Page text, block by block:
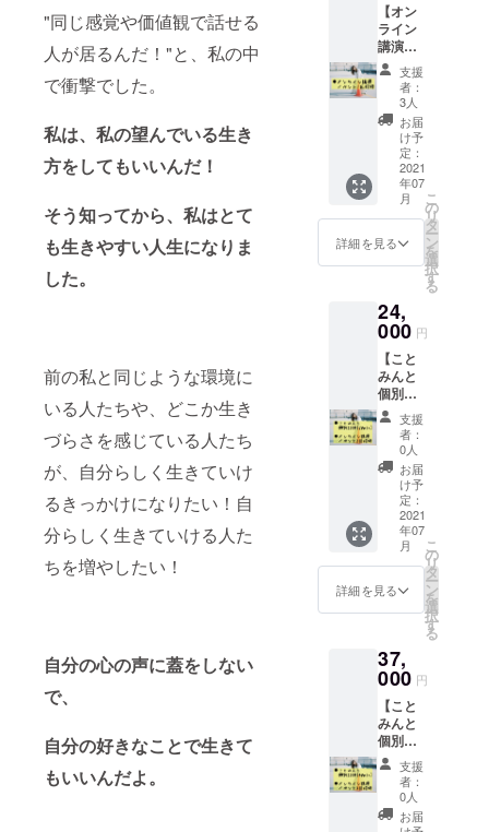
"同じ感覚や価値観で話せる
人が居るんだ！"と、私の中
で衝撃でした。
私は、私の望んでいる生き
方をしてもいいんだ！
そう知ってから、私はとて
も生きやすい人生になりま
した。
前の私と同じような環境に
いる人たちや、どこか生き
づらさを感じている人たち
が、自分らしく生きていけ
るきっかけになりたい！自
分らしく生きていける人た
ちを増やしたい！
自分の心の声に蓋をしない
で、
自分の好きなことで生きて
もいいんだよ。
【オン
ライン
講演イ
ベント
（1回招
待）】
・オン
ライン
講演イ
ベント
を全5回
やるの
で、
ご希望
の1回を
お選び
き参加
してい
ただけ
ます。
※講演は
５講
演、全
て違っ
た内容
の講演
になり
ます。
※講演ス
ジュー
ル等詳
細は
いただ
きま
す。
支援
者：
3人
お届
け予
定：
2021
年07
月
詳細を見る
こ
の
リ
タ
ー
ン
を
選
択
す
る
24,
000 円
【こと
みんと
個別
ZOOM
（20
分）＋
オンラ
イン講
演イベ
ント（2
回招
待）】
・こと
みんと
個別で
20分
でお話
しでき
ます。
・オン
ライン
講演イ
ベント
を全5回
やるの
で、
支援
者：
0人
お届
け予
定：
2021
年07
月
詳細を見る
こ
の
リ
タ
ー
ン
を
選
択
す
る
37,
000 円
【こと
みんと
個別
ZOOM
（40
分）＋
オンラ
イン講
支援
者：
0人
お届